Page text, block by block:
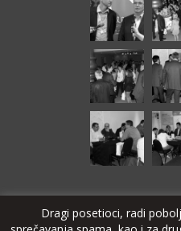
Dragi posetioci, radi